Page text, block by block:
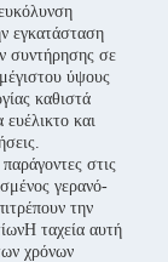
εγκατάσταση
συντήρησης σε
ύψους
καθιστά
και
στις
γερανό-
την
ταχεία αυτή
χρόνων